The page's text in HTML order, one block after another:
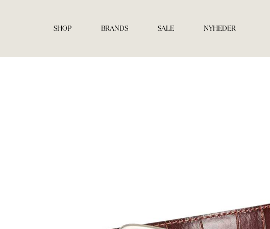
SHOP BRANDS SALE NYHEDER